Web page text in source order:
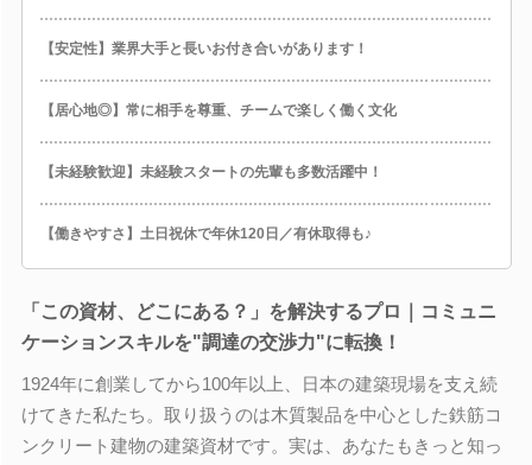
【安定性】業界大手と長いお付き合いがあります！
【居心地◎】常に相手を尊重、チームで楽しく働く文化
【未経験歓迎】未経験スタートの先輩も多数活躍中！
【働きやすさ】土日祝休で年休120日／有休取得も♪
「この資材、どこにある？」を解決するプロ｜コミュニ
ケーションスキルを"調達の交渉力"に転換！
1924年に創業してから100年以上、日本の建築現場を支え続
けてきた私たち。取り扱うのは木質製品を中心とした鉄筋コ
ンクリート建物の建築資材です。実は、あなたもきっと知っ